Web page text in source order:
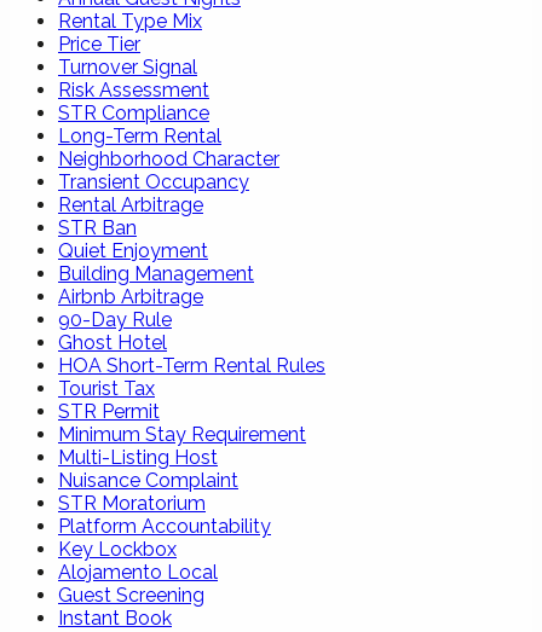
Rental Type Mix
Price Tier
Turnover Signal
Risk Assessment
STR Compliance
Long-Term Rental
Neighborhood Character
Transient Occupancy
Rental Arbitrage
STR Ban
Quiet Enjoyment
Building Management
Airbnb Arbitrage
90-Day Rule
Ghost Hotel
HOA Short-Term Rental Rules
Tourist Tax
STR Permit
Minimum Stay Requirement
Multi-Listing Host
Nuisance Complaint
STR Moratorium
Platform Accountability
Key Lockbox
Alojamento Local
Guest Screening
Instant Book